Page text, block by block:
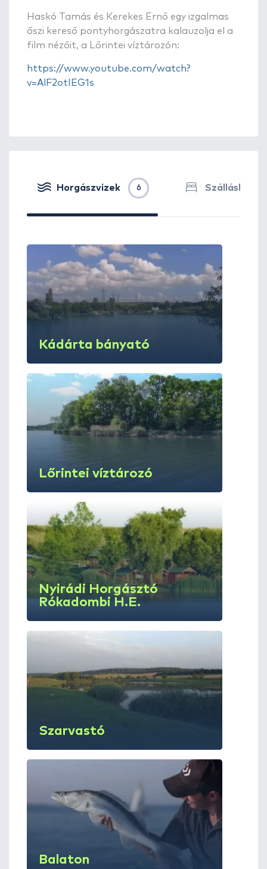
Haskó Tamás és Kerekes Ernő egy izgalmas
őszi kereső pontyhorgászatra kalauzolja el a
film nézőit, a Lőrintei víztározón:
https://www.youtube.com/watch?
v=AlF2otIEG1s
Horgászvizek 6
Kádárta bányató
Lőrintei víztározó
Nyirádi Horgásztó
Rókadombi H.E.
Szarvastó
Balaton